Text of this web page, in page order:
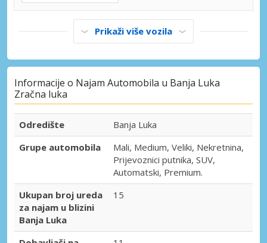
Prikaži više vozila
Informacije o Najam Automobila u Banja Luka
Zračna luka
Odredište
Banja Luka
Grupe automobila
Mali, Medium, Veliki, Nekretnina,
Prijevoznici putnika, SUV,
Automatski, Premium.
Ukupan broj ureda
za najam u blizini
Banja Luka
15